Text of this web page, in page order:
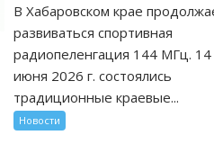
В Хабаровском крае
развиваться спортивная
радиопеленгация 144 МГц. 14
июня 2026 г. состоялись
традиционные краевые...
Новости